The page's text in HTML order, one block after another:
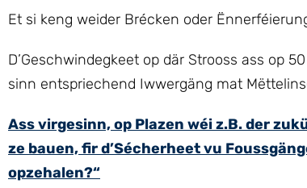
Et si keng weider Brécken oder
D’Geschwindegkeet op där Strooss ass op
sinn entspriechend Iwwergäng mat
Ass virgesinn, op Plazen wéi z.B. der
ze bauen, fir d’Sécherheet vu
opzehalen?“